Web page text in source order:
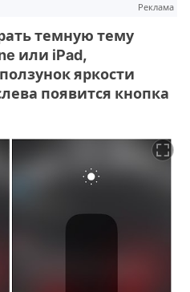
Реклама
темную тему
или iPad,
яркости
появится кнопка